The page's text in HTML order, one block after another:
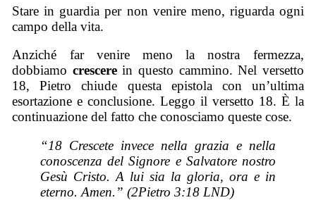
Stare in guardia per non venire meno, riguarda ogni
campo della vita.
Anziché far venire meno la nostra fermezza,
dobbiamo crescerein questo cammino. Nel versetto
18, Pietro chiude questa epistola con un’ultima
esortazione e conclusione. Leggo il versetto 18. È la
continuazione del fatto che conosciamo queste cose.
“18 Crescete invece nella grazia e nella
conoscenza del Signore e Salvatore nostro
Gesù Cristo. A lui sia la gloria, ora e in
eterno. Amen.” (2Pietro 3:18 LND)